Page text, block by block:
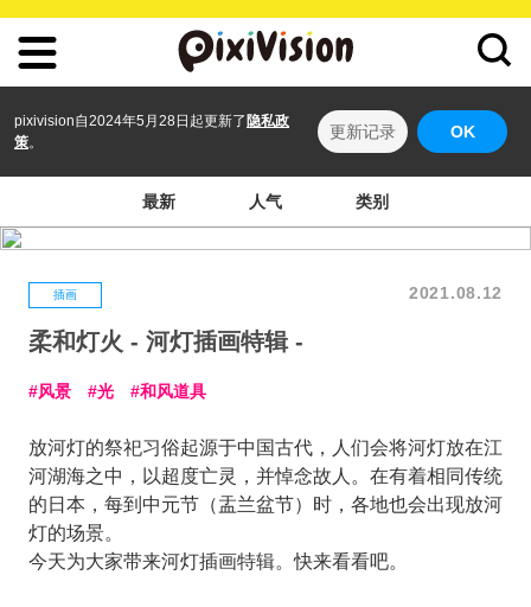
pixivision自2024年5月28日起更新了 隐私政
策。
更新记录 OK
最新 人气 类别
插画 2021.08.12
柔和灯火 - 河灯插画特辑 -
风景 光 和风道具
放河灯的祭祀习俗起源于中国古代，人们会将河灯放在江
河湖海之中，以超度亡灵，并悼念故人。在有着相同传统
的日本，每到中元节（盂兰盆节）时，各地也会出现放河
灯的场景。
今天为大家带来河灯插画特辑。快来看看吧。